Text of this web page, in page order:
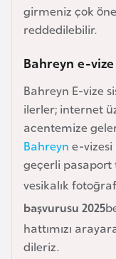
girmeniz çok
reddedilebilir.
Bahreyn e-
Bahreyn E-vize
ilerler; internet
acentemize
Bahreyn e-vizesi
geçerli pasaport
vesikalık
başvurusu 2025
hattımızı
dileriz.
B
h
e
y
n
B
a
n
g
l